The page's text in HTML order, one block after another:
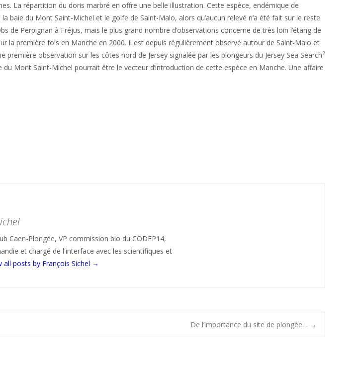
La répartition du doris marbré en offre une belle illustration. Cette espèce, endémique de
baie du Mont Saint-Michel et le golfe de Saint-Malo, alors qu’aucun relevé n’a été fait sur le reste
Perpignan à Fréjus, mais le plus grand nombre d’observations concerne de très loin l’étang de
la première fois en Manche en 2000. Il est depuis régulièrement observé autour de Saint-Malo et
première observation sur les côtes nord de Jersey signalée par les plongeurs du Jersey Sea Search2
Mont Saint-Michel pourrait être le vecteur d’introduction de cette espèce en Manche. Une affaire
Caen-Plongée, VP commission bio du CODEP14,
et chargé de l'interface avec les scientifiques et
all posts by François Sichel →
De l’importance du site de plongée… →